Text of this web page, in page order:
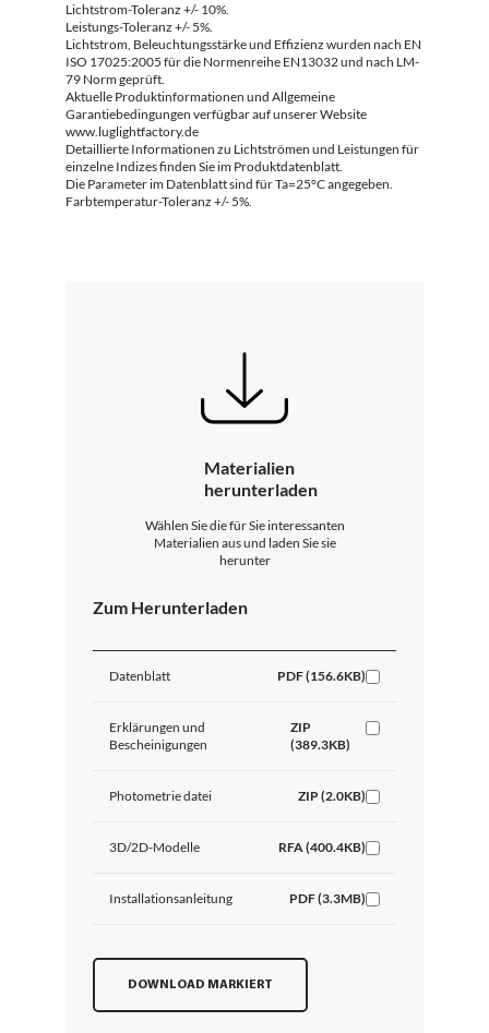
Lichtstrom-Toleranz +/- 10%.
Leistungs-Toleranz +/- 5%.
Lichtstrom, Beleuchtungsstärke und Effizienz wurden nach EN
ISO 17025:2005 für die Normenreihe EN13032 und nach LM-
79 Norm geprüft.
Aktuelle Produktinformationen und Allgemeine
Garantiebedingungen verfügbar auf unserer Website
www.luglightfactory.de
Detaillierte Informationen zu Lichtströmen und Leistungen für
einzelne Indizes finden Sie im Produktdatenblatt.
Die Parameter im Datenblatt sind für Ta=25°C angegeben.
Farbtemperatur-Toleranz +/- 5%.
Materialien
herunterladen
Wählen Sie die für Sie interessanten
Materialien aus und laden Sie sie
herunter
Zum Herunterladen
Datenblatt PDF (156.6KB)
Erklärungen und
Bescheinigungen
ZIP
(389.3KB)
Photometrie datei ZIP (2.0KB)
3D/2D-Modelle RFA (400.4KB)
Installationsanleitung PDF (3.3MB)
DOWNLOAD MARKIERT